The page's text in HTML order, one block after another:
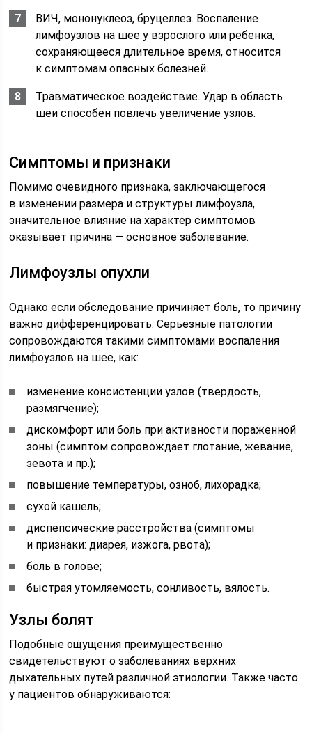
ВИЧ, мононуклеоз, бруцеллез. Воспаление
лимфоузлов на шее у взрослого или ребенка,
сохраняющееся длительное время, относится
к симптомам опасных болезней.
Травматическое воздействие. Удар в область
шеи способен повлечь увеличение узлов.
Симптомы и признаки
Помимо очевидного признака, заключающегося
в изменении размера и структуры лимфоузла,
значительное влияние на характер симптомов
оказывает причина — основное заболевание.
Лимфоузлы опухли
Однако если обследование причиняет боль, то причину
важно дифференцировать. Серьезные патологии
сопровождаются такими симптомами воспаления
лимфоузлов на шее, как:
изменение консистенции узлов (твердость,
размягчение);
дискомфорт или боль при активности пораженной
зоны (симптом сопровождает глотание, жевание,
зевота и пр.);
повышение температуры, озноб, лихорадка;
сухой кашель;
диспепсические расстройства (симптомы
и признаки: диарея, изжога, рвота);
боль в голове;
быстрая утомляемость, сонливость, вялость.
Узлы болят
Подобные ощущения преимущественно
свидетельствуют о заболеваниях верхних
дыхательных путей различной этиологии. Также часто
у пациентов обнаруживаются: